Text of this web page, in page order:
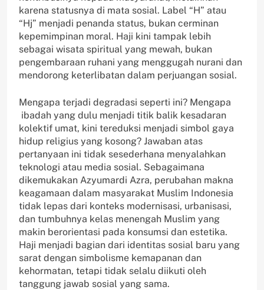
karena statusnya di mata sosial. Label “H” atau
“Hj” menjadi penanda status, bukan cerminan
kepemimpinan moral. Haji kini tampak lebih
sebagai wisata spiritual yang mewah, bukan
pengembaraan ruhani yang menggugah nurani dan
mendorong keterlibatan dalam perjuangan sosial.
Mengapa terjadi degradasi seperti ini? Mengapa
ibadah yang dulu menjadi titik balik kesadaran
kolektif umat, kini tereduksi menjadi simbol gaya
hidup religius yang kosong? Jawaban atas
pertanyaan ini tidak sesederhana menyalahkan
teknologi atau media sosial. Sebagaimana
dikemukakan Azyumardi Azra, perubahan makna
keagamaan dalam masyarakat Muslim Indonesia
tidak lepas dari konteks modernisasi, urbanisasi,
dan tumbuhnya kelas menengah Muslim yang
makin berorientasi pada konsumsi dan estetika.
Haji menjadi bagian dari identitas sosial baru yang
sarat dengan simbolisme kemapanan dan
kehormatan, tetapi tidak selalu diikuti oleh
tanggung jawab sosial yang sama.